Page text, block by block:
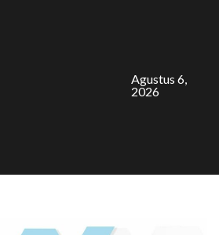
Agustus 6,
2026